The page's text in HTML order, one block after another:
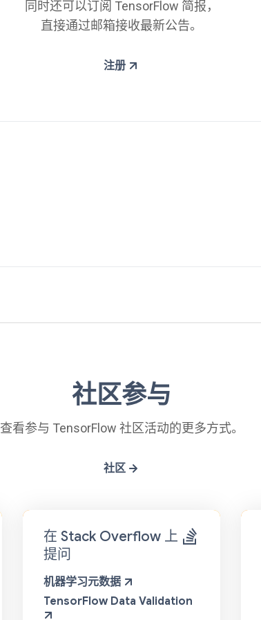
同时还可以订阅 TensorFlow 简报，
直接通过邮箱接收最新公告。
注册
社区参与
查看参与 TensorFlow 社区活动的更多方式。
社区
在 Stack Overflow 上
提问
机器学习元数据
TensorFlow Data Validation